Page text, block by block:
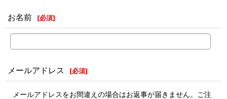
お名前 [必須]
メールアドレス [必須]
メールアドレスをお間違えの場合はお返事が届きません。ご注